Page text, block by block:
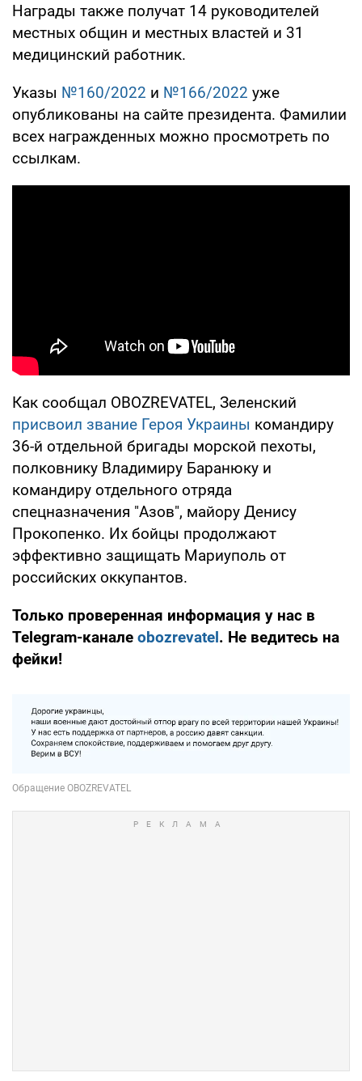
Награды также получат 14 руководителей
местных общин и местных властей и 31
медицинский работник.
Указы №160/2022 и №166/2022 уже
опубликованы на сайте президента. Фамилии
всех награжденных можно просмотреть по
ссылкам.
Как сообщал OBOZREVATEL, Зеленский
присвоил звание Героя Украины командиру
36-й отдельной бригады морской пехоты,
полковнику Владимиру Баранюку и
командиру отдельного отряда
спецназначения "Азов", майору Денису
Прокопенко. Их бойцы продолжают
эффективно защищать Мариуполь от
российских оккупантов.
Только проверенная информация у нас в
Telegram-канале obozrevatel. Не ведитесь на
фейки!